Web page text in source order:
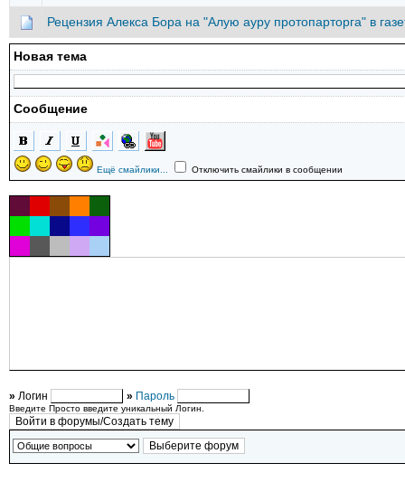
Рецензия Алекса Бора на "Алую ауру протопарторга" в
Новая тема
Сообщение
Ещё смайлики... Отключить смайлики в сообщении
» Логин » Пароль
Введите Просто введите уникальный Логин.